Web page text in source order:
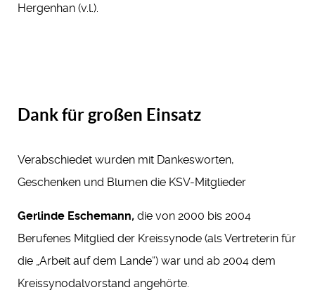
Hergenhan (v.l.).
Dank für großen Einsatz
Verabschiedet wurden mit Dankesworten,
Geschenken und Blumen die KSV-Mitglieder
Gerlinde Eschemann, die von 2000 bis 2004
Berufenes Mitglied der Kreissynode (als Vertreterin für
die „Arbeit auf dem Lande“) war und ab 2004 dem
Kreissynodalvorstand angehörte.